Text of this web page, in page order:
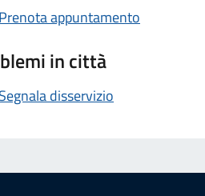
Prenota appuntamento
in città
Segnala disservizio